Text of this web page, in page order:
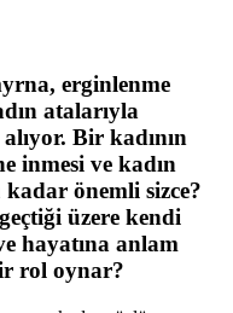
erginlenme
atalarıyla
Bir kadının
inmesi ve kadın
kadar önemli sizce?
üzere kendi
hayatına anlam
rol oynar?